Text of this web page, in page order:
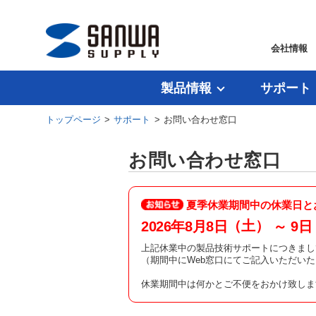
会社情報
製品情報 サポート
トップページ >サポート > お問い合わせ窓口
お問い合わせ窓口
夏季休業期間中の休業日
2026年8月8日 （土） ～ 9日
上記休業中の製品技術サポートにつきま
（期間中にWeb窓口にてご記入いただい
休業期間中は何かとご不便をおかけ致し